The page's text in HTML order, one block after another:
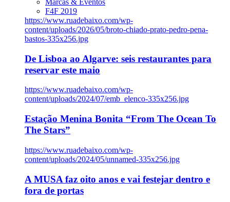
Marcas & Eventos
F4F 2019
https://www.ruadebaixo.com/wp-
content/uploads/2026/05/broto-chiado-prato-pedro-pena-
bastos-335x256.jpg
De Lisboa ao Algarve: seis restaurantes para
reservar este maio
https://www.ruadebaixo.com/wp-
content/uploads/2024/07/emb_elenco-335x256.jpg
Estação Menina Bonita “From The Ocean To
The Stars”
https://www.ruadebaixo.com/wp-
content/uploads/2024/05/unnamed-335x256.jpg
A MUSA faz oito anos e vai festejar dentro e
fora de portas